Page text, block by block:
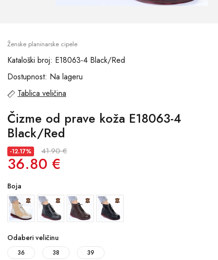
Ženske planinarske cipele
Kataloški broj: E18063-4 Black/Red
Dostupnost: Na lageru
Tablica veličina
Čizme od prave koža E18063-4
Black/Red
-12.17% 41.90 €
36.80 €
Boja
Odaberi veličinu
36 38 39